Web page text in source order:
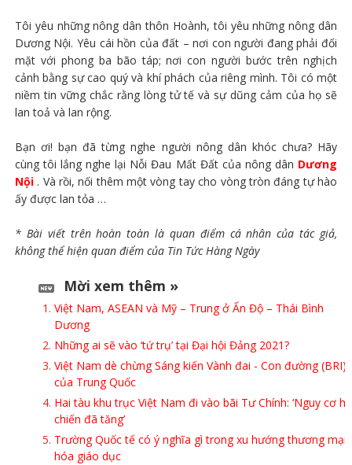
Tôi yêu những nông dân thôn Hoành, tôi yêu những nông dân
Dương Nội. Yêu cái hồn của đất – nơi con người đang phải đối
mặt với phong ba bão táp; nơi con người bước trên nghịch
cảnh bằng sự cao quý và khí phách của riêng mình. Tôi có một
niềm tin vững chắc rằng lòng tử tế và sự dũng cảm của họ sẽ
lan toả và lan rộng.
Bạn ơi! bạn đã từng nghe người nông dân khóc chưa? Hãy
cùng tôi lắng nghe lại Nỗi Đau Mất Đất của nông dân Dương
Nội. Và rồi, nối thêm một vòng tay cho vòng tròn đáng tự hào
ấy được lan tỏa …
* Bài viết trên hoàn toàn là quan điểm cá nhân của tác giả,
không thể hiện quan điểm của Tin Tức Hàng Ngày
Mời xem thêm »
Việt Nam, ASEAN và Mỹ – Trung ở Ấn Độ – Thái Bình
Dương
Những ai sẽ vào ‘tứ trụ’ tại Đại hội Đảng 2021?
Việt Nam dè chừng Sáng kiến Vành đai - Con đường (BRI)
của Trung Quốc
Hai tàu khu trục Việt Nam đi vào bãi Tư Chính: ‘Nguy cơ
chiến đã tăng’
Trường Quốc tế có ý nghĩa gì trong xu hướng thương mại
hóa giáo dục